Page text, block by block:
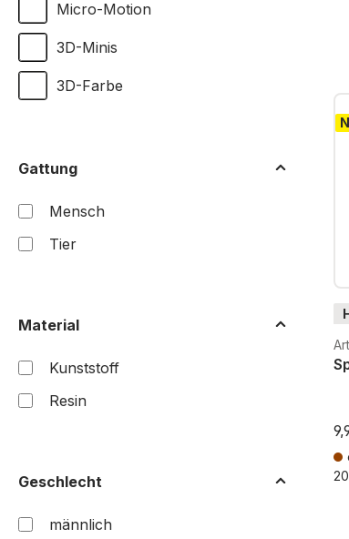
Micro-Motion
3D-Minis
3D-Farbe
Gattung
Mensch
Tier
Material
Kunststoff
Resin
Geschlecht
männlich